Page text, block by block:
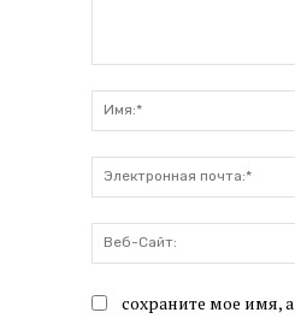
сохраните мое имя,